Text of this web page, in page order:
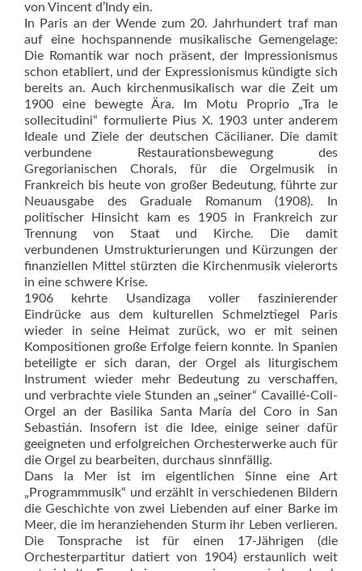
von Vincent d’Indy ein.
In Paris an der Wende zum 20. Jahrhundert traf man
auf eine hochspannende musikalische Gemengelage:
Die Romantik war noch präsent, der Impressionismus
schon etabliert, und der Expressionismus kündigte sich
bereits an. Auch kirchenmusikalisch war die Zeit um
1900 eine bewegte Ära. Im Motu Proprio „Tra le
sollecitudini“ formulierte Pius X. 1903 unter anderem
Ideale und Ziele der deutschen Cäcilianer. Die damit
verbundene Restaurationsbewegung des
Gregorianischen Chorals, für die Orgelmusik in
Frankreich bis heute von großer Bedeutung, führte zur
Neuausgabe des Graduale Romanum (1908). In
politischer Hinsicht kam es 1905 in Frankreich zur
Trennung von Staat und Kirche. Die damit
verbundenen Umstrukturierungen und Kürzungen der
finanziellen Mittel stürzten die Kirchenmusik vielerorts
in eine schwere Krise.
1906 kehrte Usandizaga voller faszinierender
Eindrücke aus dem kulturellen Schmelztiegel Paris
wieder in seine Heimat zurück, wo er mit seinen
Kompositionen große Erfolge feiern konnte. In Spanien
beteiligte er sich daran, der Orgel als liturgischem
Instrument wieder mehr Bedeutung zu verschaffen,
und verbrachte viele Stunden an „seiner“ Cavaillé-Coll-
Orgel an der Basilika Santa María del Coro in San
Sebas­tián. Insofern ist die Idee, einige seiner dafür
geeigneten und erfolgreichen Orchesterwerke auch für
die Orgel zu bearbeiten, durchaus sinnfällig.
Dans la Mer ist im eigentlichen Sinne eine Art
„Programmmusik“ und erzählt in verschiedenen Bildern
die Geschichte von zwei Liebenden auf einer Barke im
Meer, die im heranziehenden Sturm ihr Leben verlieren.
Die Tonsprache ist für einen 17-Jährigen (die
Orchesterpartitur datiert von 1904) erstaunlich weit